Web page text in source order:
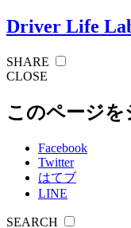
Driver Life
SHARE
CLOSE
このページを
Facebook
Twitter
はてブ
LINE
SEARCH